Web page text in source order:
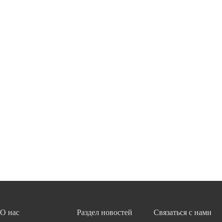
О нас Раздел новостей Связаться с нами